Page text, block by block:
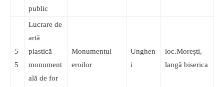
public
5
5
Lucrare de
artă
plastică
monument
ală de for
Monumentul
eroilor
Unghen
i
loc.Morești,
langă biserica